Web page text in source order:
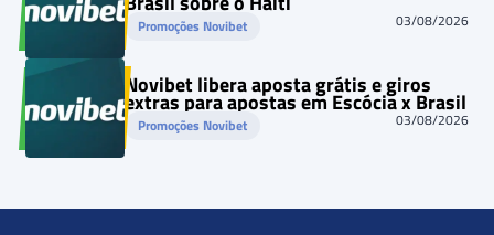
Promoções Novibet 03/08/2026
Novibet libera aposta grátis e giros
extras para apostas em Escócia x Brasil
Promoções Novibet 03/08/2026